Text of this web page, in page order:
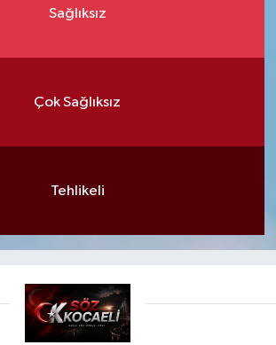
Sağlıksız
Çok Sağlıksız
Tehlikeli